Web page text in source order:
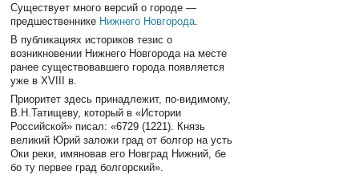
Существует много версий о городе —
предшественнике Нижнего Новгорода
В публикациях историков тезис о
возникновении Нижнего Новгорода на месте
ранее существовавшего города появляется
уже в XVIII в.
Приоритет здесь принадлежит, по-видимому,
В.Н.Татищеву, который в «Истории
Российской» писал: «6729 (1221). Князь
великий Юрий заложи град от болгор на усть
Оки реки, имяновав его Новград Нижний, бе
бо ту первее град болгорский».